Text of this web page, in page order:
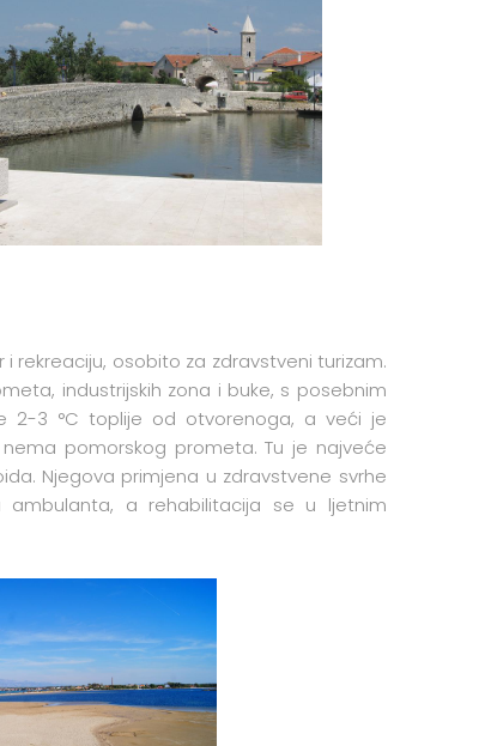
rekreaciju, osobito za zdravstveni turizam.
industrijskih zona i buke, s posebnim
2-3 °C toplije od otvorenoga, a veći je
pomorskog prometa. Tu je najveće
Njegova primjena u zdravstvene svrhe
a rehabilitacija se u ljetnim